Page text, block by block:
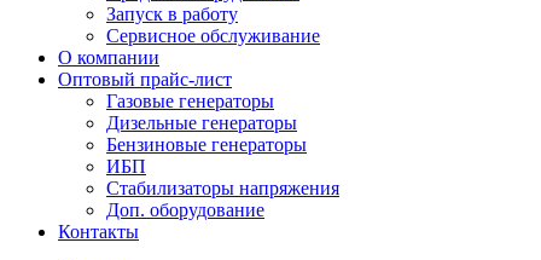
Запуск в работу
Сервисное обслуживание
О компании
Оптовый прайс-лист
Газовые генераторы
Дизельные генераторы
Бензиновые генераторы
ИБП
Стабилизаторы напряжения
Доп. оборудование
Контакты